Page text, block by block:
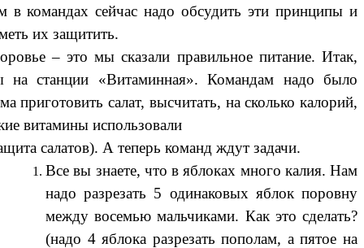
в командах сейчас надо обсудить эти принципы и
их защитить.
– это мы сказали правильное питание. Итак,
на станции «Витаминная». Командам надо было
приготовить салат, высчитать, на сколько калорий,
витамины использовали
салатов). А теперь команд ждут задачи.
Все вы знаете, что в яблоках много калия. Нам
надо разрезать 5 одинаковых яблок поровну
между восемью мальчиками. Как это сделать?
(надо 4 яблока разрезать пополам, а пятое на